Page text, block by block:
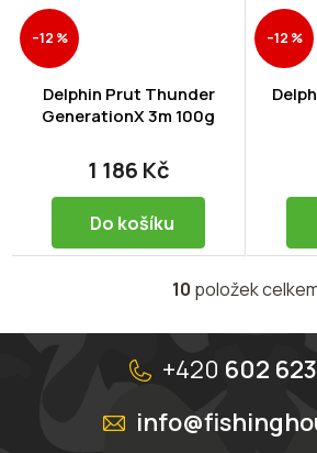
–12 %
Delphin Prut Thunder
GenerationX 3m 100g
1 186 Kč
Do košíku
–12 %
O
l
á
d
c
10 položek
Z
+420 602